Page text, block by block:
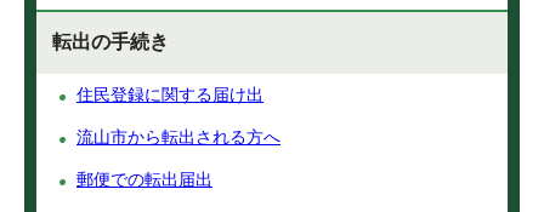
転出の手続き
住民登録に関する届け出
流山市から転出される方へ
郵便での転出届出